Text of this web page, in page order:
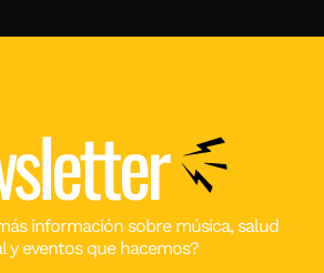
información sobre música, salud
y eventos que hacemos?